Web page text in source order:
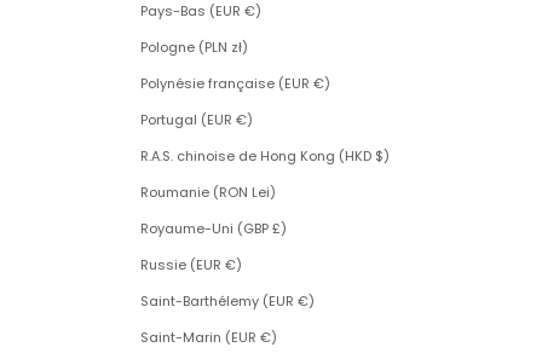
Pays-Bas (EUR €)
Pologne (PLN zł)
Polynésie française (EUR €)
Portugal (EUR €)
R.A.S. chinoise de Hong Kong (HKD $)
Roumanie (RON Lei)
Royaume-Uni (GBP £)
Russie (EUR €)
Saint-Barthélemy (EUR €)
Saint-Marin (EUR €)